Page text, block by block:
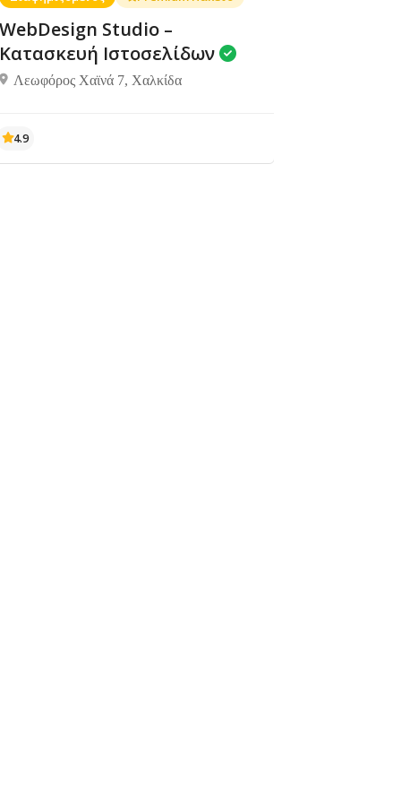
WebDesign Studio –
Κατασκευή Ιστοσελίδων
Λεωφόρος Χαϊνά 7, Χαλκίδα